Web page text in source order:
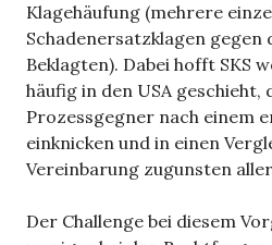
Klagehäufung (mehrere
Schadenersatzklagen gegen
Beklagten). Dabei hofft SKS
häufig in den USA geschieht,
Prozessgegner nach einem
einknicken und in einen
Vereinbarung zugunsten
Der Challenge bei diesem